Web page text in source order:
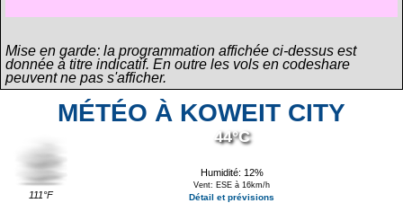
Mise en garde: la programmation affichée ci-dessus est
donnée à titre indicatif. En outre les vols en codeshare
peuvent ne pas s'afficher.
MÉTÉO À KOWEIT CITY
111°F
44°C
Humidité: 12%
Vent: ESE à 16km/h
Détail et prévisions